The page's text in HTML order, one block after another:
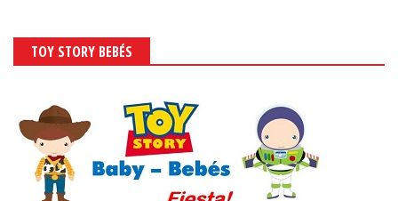
TOY STORY BEBÉS